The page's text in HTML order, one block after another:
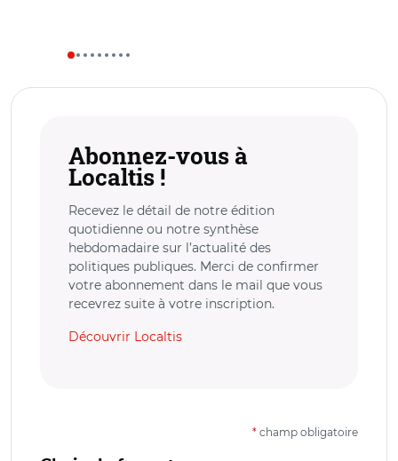
Abonnez-vous à
Localtis !
Recevez le détail de notre édition
quotidienne ou notre synthèse
hebdomadaire sur l’actualité des
politiques publiques. Merci de confirmer
votre abonnement dans le mail que vous
recevrez suite à votre inscription.
Découvrir Localtis
* champ obligatoire